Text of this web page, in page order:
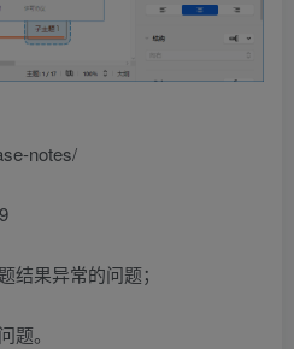
notes/
结果异常的问题；
题。